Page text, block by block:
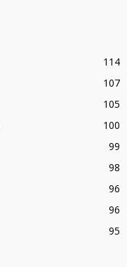
114
107
105
100
99
98
96
96
95